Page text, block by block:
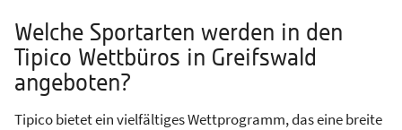
Welche Sportarten werden in den
Tipico Wettbüros in Greifswald
angeboten?
Tipico bietet ein vielfältiges Wettprogramm, das eine breite